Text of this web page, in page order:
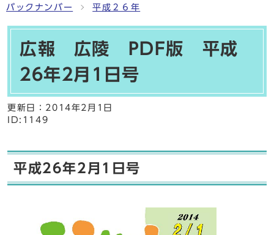
バックナンバー 平成２６年
広報 広陵 PDF版 平成
26年2月1日号
更新日： 2014年2月1日
ID:1149
平成26年2月1日号